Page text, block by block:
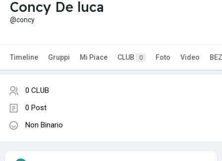
Concy De luca
@concy
Timeline Gruppi Mi Piace CLUB 0 Foto Video BEZ
0 CLUB
0 Post
Non Binario